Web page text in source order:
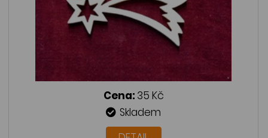
Cena: 35 Kč
Skladem